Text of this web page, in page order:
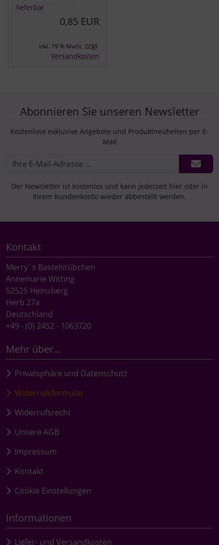
lieferbar
0,85 EUR
inkl. 19 % MwSt. zzgl.
Versandkosten
Abonnieren Sie unseren Newsletter
Kostenlose exklusive Angebote und Produktneuheiten per E-
Mail
Der Newsletter ist kostenlos und kann jederzeit hier oder in
Ihrem Kundenkonto wieder abbestellt werden.
Kontakt
Merry`s Bastelstübchen
Annemarie Witting
52525 Heinsberg
Herb 27a
Deutschland
+49 - (0) 2452 - 1063720
Mehr über...
Privatsphäre und Datenschutz
Widerrufsformular
Widerrufsrecht
Unsere AGB
Impressum
Kontakt
Cookie Einstellungen
Informationen
Liefer- und Versandkosten